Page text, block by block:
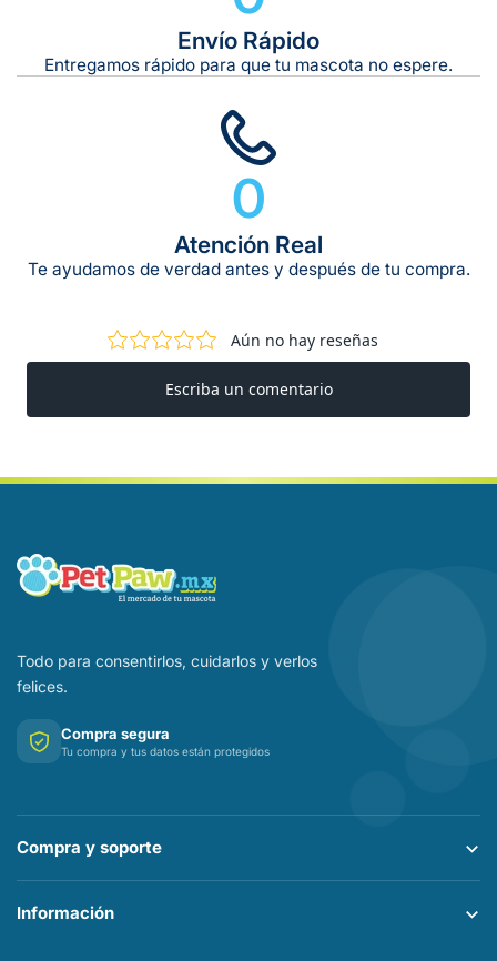
Envío Rápido
Entregamos rápido para que tu mascota no espere.
0
Atención Real
Te ayudamos de verdad antes y después de tu compra.
Todo para consentirlos, cuidarlos y verlos
felices.
Compra segura
Tu compra y tus datos están protegidos
Compra y soporte
Información